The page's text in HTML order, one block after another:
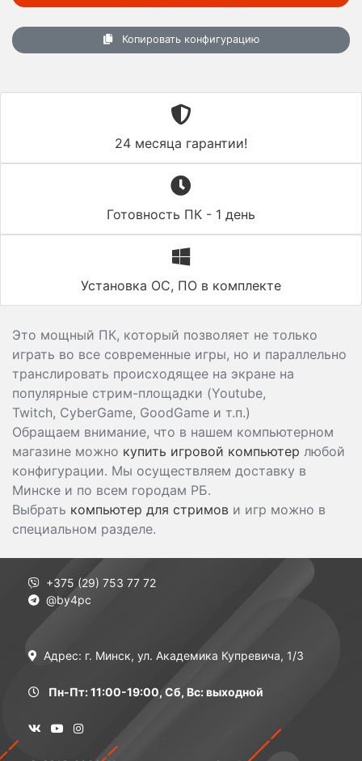
Копировать конфигурацию
24 месяца гарантии!
Готовность ПК - 1 день
Установка ОС, ПО в комплекте
Это мощный ПК, который позволяет не только
играть во все современные игры, но и параллельно
транслировать происходящее на экране на
популярные стрим-площадки (Youtube,
Twitch, CyberGame, GoodGame и т.п.)
Обращаем внимание, что в нашем компьютерном
магазине можно купить игровой компьютер любой
конфигурации. Мы осуществляем доставку в
Минске и по всем городам РБ.
Выбрать компьютер для стримов и игр можно в
специальном разделе.
+375 (29) 753 77 72
@by4pc
Адрес: г. Минск, ул. Академика Купревича, 1/3
Пн-Пт: 11:00-19:00, Сб, Вс: выходной